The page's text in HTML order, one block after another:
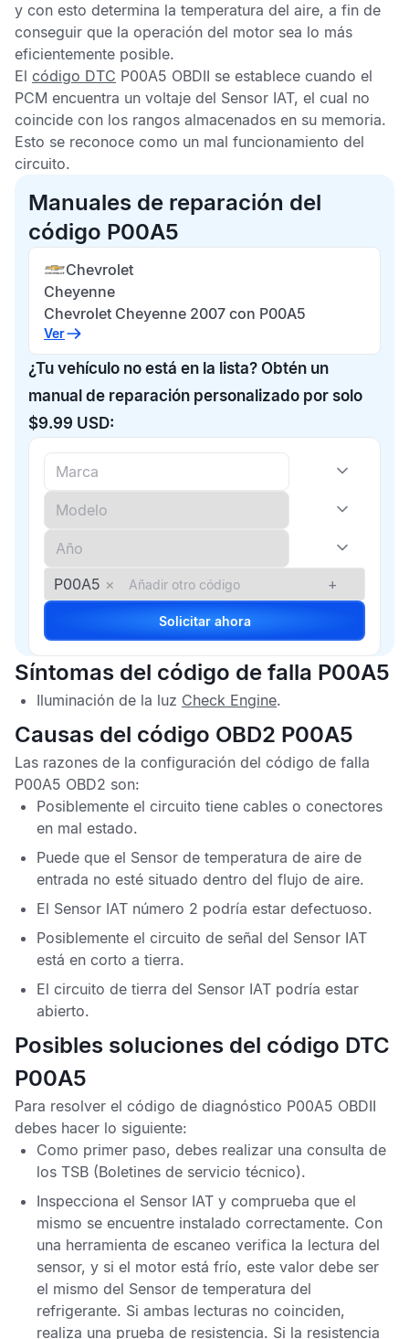
y con esto determina la temperatura del aire, a fin de
conseguir que la operación del motor sea lo más
eficientemente posible.
El código DTC P00A5 OBDII se establece cuando el
PCM encuentra un voltaje del Sensor IAT, el cual no
coincide con los rangos almacenados en su memoria.
Esto se reconoce como un mal funcionamiento del
circuito.
Manuales de reparación del
código P00A5
Chevrolet
Cheyenne
Chevrolet Cheyenne 2007 con P00A5
Ver
¿Tu vehículo no está en la lista? Obtén un
manual de reparación personalizado por solo
$9.99 USD:
P00A5 × +
Solicitar ahora
Síntomas del código de falla P00A5
Iluminación de la luz Check Engine.
Causas del código OBD2 P00A5
Las razones de la configuración del código de falla
P00A5 OBD2 son:
Posiblemente el circuito tiene cables o conectores
en mal estado.
Puede que el Sensor de temperatura de aire de
entrada no esté situado dentro del flujo de aire.
El Sensor IAT número 2 podría estar defectuoso.
Posiblemente el circuito de señal del Sensor IAT
está en corto a tierra.
El circuito de tierra del Sensor IAT podría estar
abierto.
Posibles soluciones del código DTC
P00A5
Para resolver el código de diagnóstico P00A5 OBDII
debes hacer lo siguiente:
Como primer paso, debes realizar una consulta de
los TSB (Boletines de servicio técnico).
Inspecciona el Sensor IAT y comprueba que el
mismo se encuentre instalado correctamente. Con
una herramienta de escaneo verifica la lectura del
sensor, y si el motor está frío, este valor debe ser
el mismo del Sensor de temperatura del
refrigerante. Si ambas lecturas no coinciden,
realiza una prueba de resistencia. Si la resistencia